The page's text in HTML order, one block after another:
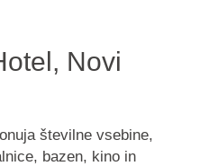
Novi
številne vsebine,
bazen, kino in